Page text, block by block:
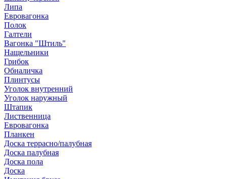
Липа
Евровагонка
Полок
Галтели
Вагонка "Штиль"
Нащельники
Грибок
Обналичка
Плинтусы
Уголок внутренний
Уголок наружный
Штапик
Лиственница
Евровагонка
Планкен
Доска террасно/палубная
Доска палубная
Доска пола
Доска